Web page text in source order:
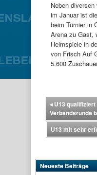
Neben
im Januar ist
beim Turnier in
Arena zu Gast,
Heimspiele in
von Frisch Auf
5.600
◂U13
Verbandsrunde
U13 mit sehr
Neueste Beiträge